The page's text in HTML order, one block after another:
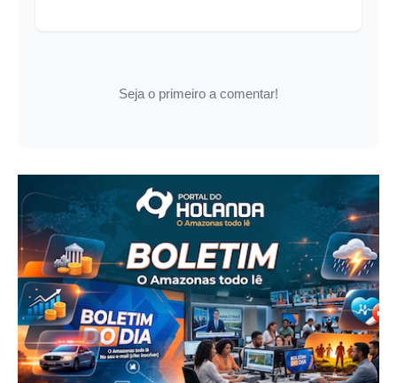
Seja o primeiro a comentar!